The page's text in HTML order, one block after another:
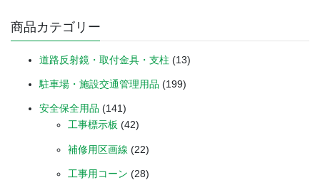
商品カテゴリー
道路反射鏡・取付金具・支柱 (13)
駐車場・施設交通管理用品 (199)
安全保全用品 (141)
工事標示板 (42)
補修用区画線 (22)
工事用コーン (28)